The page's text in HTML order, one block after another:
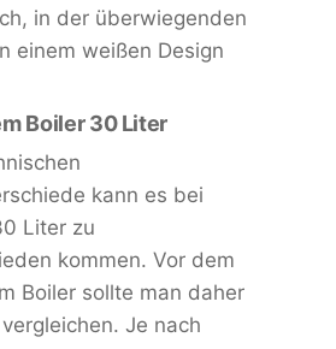
in der überwiegenden
einem weißen Design
Boiler 30 Liter
kann es bei
Liter zu
kommen. Vor dem
Boiler sollte man daher
Je nach